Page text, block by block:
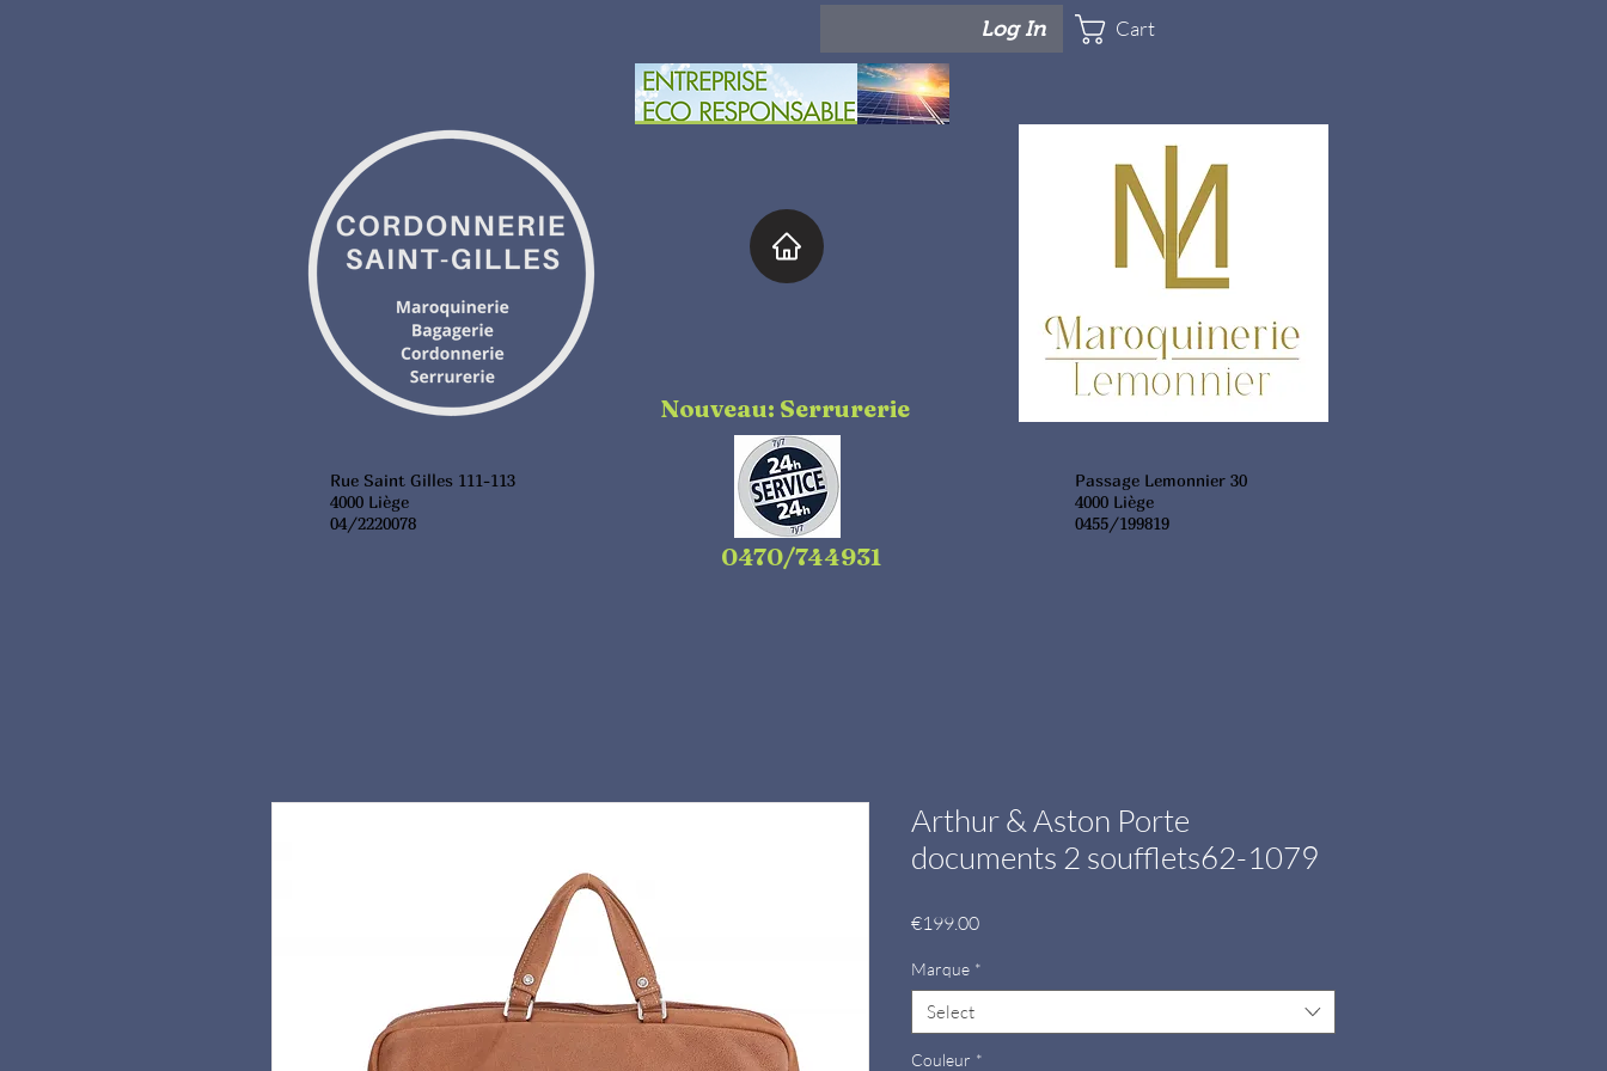
Rue Saint Gilles 111-113
4000 Liège
04/2220078
Log In Cart
Nouveau: Serrurerie
Passage Lemonnier 30
4000 Liège
0455/199819
0470/744931
Arthur & Aston Porte
documents 2 soufflets62-1079
€199.00Price
Marque *
Select
Couleur *